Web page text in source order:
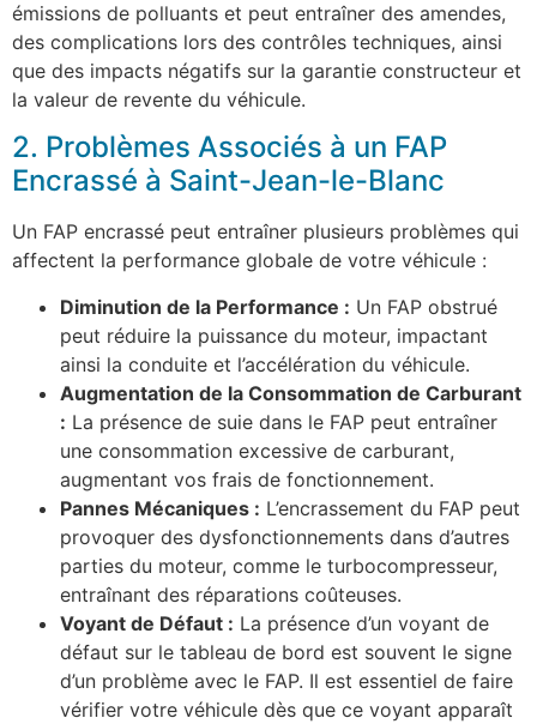
émissions de polluants et peut entraîner des amendes,
des complications lors des contrôles techniques, ainsi
que des impacts négatifs sur la garantie constructeur et
la valeur de revente du véhicule.
2. Problèmes Associés à un FAP
Encrassé à Saint-Jean-le-Blanc
Un FAP encrassé peut entraîner plusieurs problèmes qui
affectent la performance globale de votre véhicule :
Diminution de la Performance : Un FAP obstrué
peut réduire la puissance du moteur, impactant
ainsi la conduite et l’accélération du véhicule.
Augmentation de la Consommation de Carburant
: La présence de suie dans le FAP peut entraîner
une consommation excessive de carburant,
augmentant vos frais de fonctionnement.
Pannes Mécaniques : L’encrassement du FAP peut
provoquer des dysfonctionnements dans d’autres
parties du moteur, comme le turbocompresseur,
entraînant des réparations coûteuses.
Voyant de Défaut : La présence d’un voyant de
défaut sur le tableau de bord est souvent le signe
d’un problème avec le FAP. Il est essentiel de faire
vérifier votre véhicule dès que ce voyant apparaît